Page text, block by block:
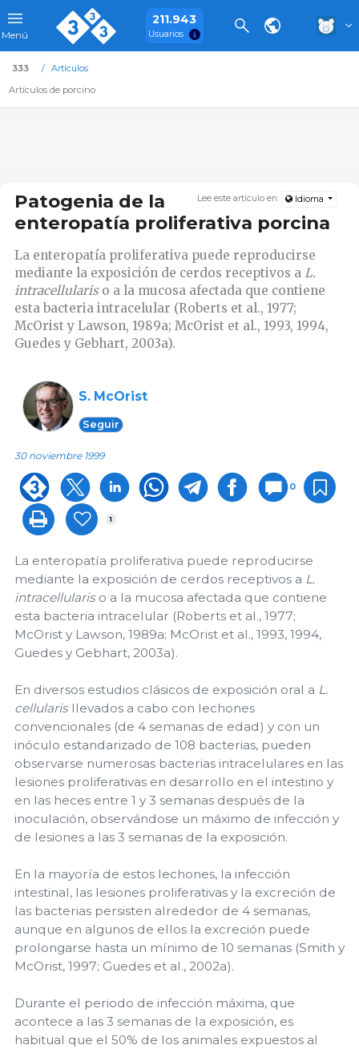
Menú
211.943
Usuarios
333
Artículos
Artículos de porcino
Lee este artículo en: Idioma
Patogenia de la
enteropatía proliferativa porcina
La enteropatía proliferativa puede reproducirse
mediante la exposición de cerdos receptivos a L.
intracellulariso a la mucosa afectada que contiene
esta bacteria intracelular (Roberts et al., 1977;
McOrist y Lawson, 1989a; McOrist et al., 1993, 1994,
Guedes y Gebhart, 2003a).
S. McOrist
Seguir
30 noviembre 1999
0
1
La enteropatía proliferativa puede reproducirse
mediante la exposición de cerdos receptivos a L.
intracellularis o a la mucosa afectada que contiene
esta bacteria intracelular (Roberts et al., 1977;
McOrist y Lawson, 1989a; McOrist et al., 1993, 1994,
Guedes y Gebhart, 2003a).
En diversos estudios clásicos de exposición oral a L.
cellularis llevados a cabo con lechones
convencionales (de 4 semanas de edad) y con un
inóculo estandarizado de 108 bacterias, pueden
observarse numerosas bacterias intracelulares en las
lesiones proliferativas en desarrollo en el intestino y
en las heces entre 1 y 3 semanas después de la
inoculación, observándose un máximo de infección y
de lesiones a las 3 semanas de la exposición.
En la mayoría de estos lechones, la infección
intestinal, las lesiones proliferativas y la excreción de
las bacterias persisten alrededor de 4 semanas,
aunque en algunos de ellos la excreción puede
prolongarse hasta un mínimo de 10 semanas (Smith y
McOrist, 1997; Guedes et al., 2002a).
Durante el periodo de infección máxima, que
acontece a las 3 semanas de la exposición, es
habitual que el 50% de los animales expuestos al